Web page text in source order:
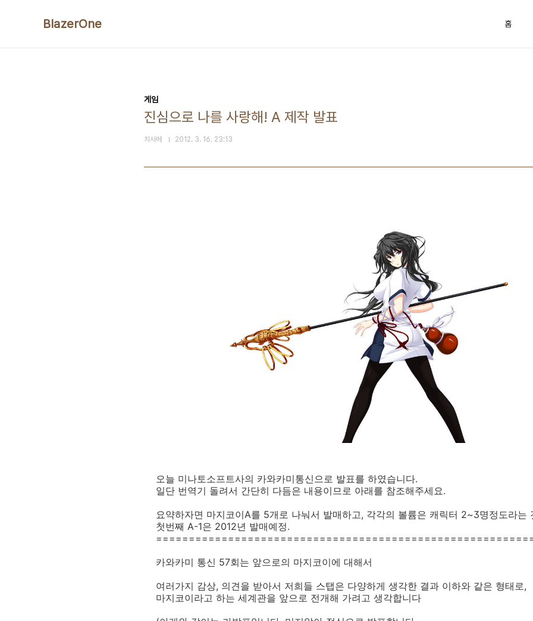
BlazerOne 홈
게임
진심으로 나를 사랑해! A 제작 발표
치사메 2012. 3. 16. 23:13
오늘 미나토소프트사의 카와카미통신으로 발표를 하였습니다.
일단 번역기 돌려서 간단히 다듬은 내용이므로 아래를 참조해주세요.
요약하자면 마지코이A를 5개로 나눠서 발매하고, 각각의 볼륨은 캐릭터 2~3명정도라는
첫번째 A-1은 2012년 발매예정.
카와카미 통신 57회는 앞으로의 마지코이에 대해서
여러가지 감상, 의견을 받아서 저희들 스탭은 다양하게 생각한 결과 이하와 같은 형태로,
마지코이라고 하는 세계관을 앞으로 전개해 가려고 생각합니다